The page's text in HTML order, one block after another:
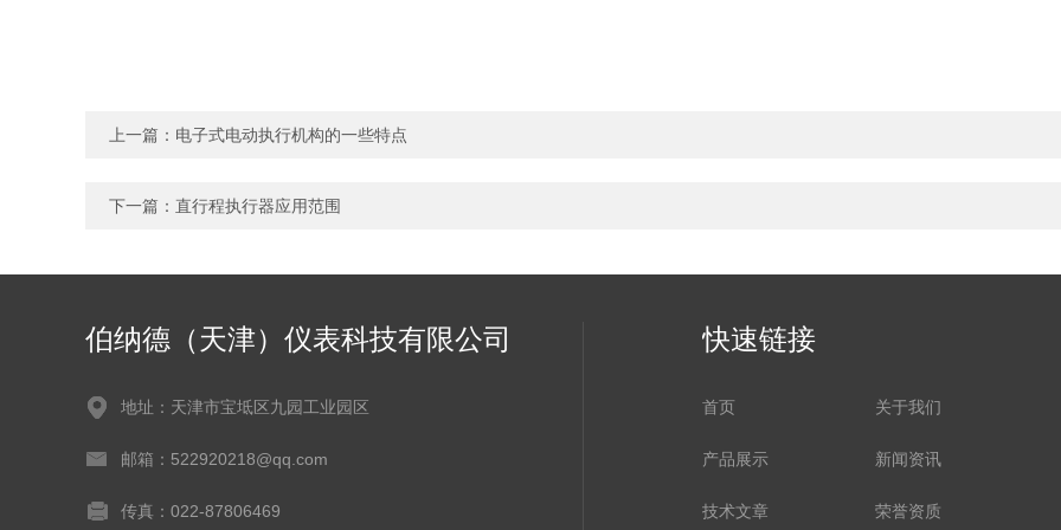
上一篇： 电子式电动执行机构的一些特点
下一篇： 直行程执行器应用范围
伯纳德（天津）仪表科技有限公司
地址：天津市宝坻区九园工业园区
邮箱：522920218@qq.com
传真：022-87806469
快速链接
首页 关于我们
产品展示 新闻资讯
技术文章 荣誉资质